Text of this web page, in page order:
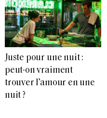
Juste pour une nuit :
peut-on vraiment
trouver l’amour en une
nuit ?